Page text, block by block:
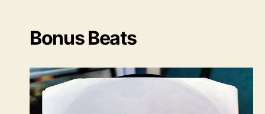
Bonus Beats